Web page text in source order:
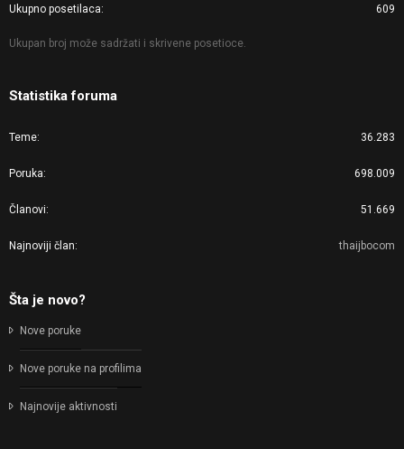
Ukupno posetilaca 609
Ukupan broj može sadržati i skrivene posetioce.
Statistika foruma
Teme 36.283
Poruka 698.009
Članovi 51.669
Najnoviji član thaijbocom
Šta je novo?
Nove poruke
Nove poruke na profilima
Najnovije aktivnosti